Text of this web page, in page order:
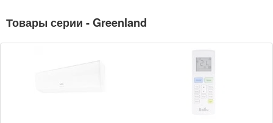
Товары серии - Greenland